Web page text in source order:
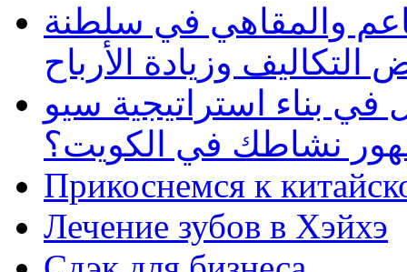
والمقاهي في سلطنة
وزيادة الأرباح
بناء استراتيجية سيو
نشاطك في الكويت؟
Прикоснемся к
Лечение зубов в Хэйхэ